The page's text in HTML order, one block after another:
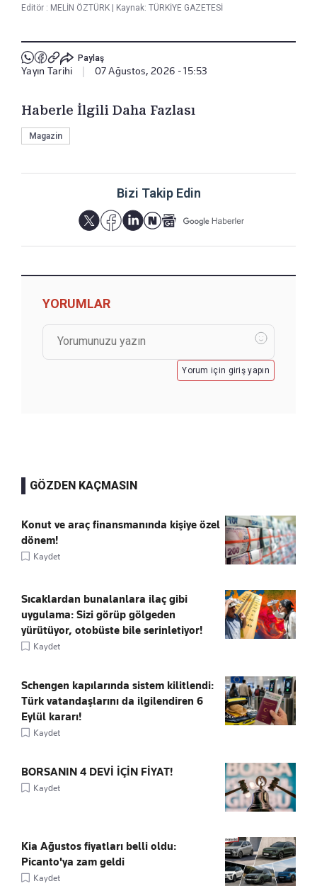
Editör : MELİN ÖZTÜRK | Kaynak: TÜRKİYE GAZETESİ
Paylaş
Yayın Tarihi | 07 Ağustos, 2026 - 15:53
Haberle İlgili Daha Fazlası
Magazin
Bizi Takip Edin
YORUMLAR
Yorum için giriş yapın
GÖZDEN KAÇMASIN
Konut ve araç finansmanında kişiye özel
dönem!
Kaydet
Sıcaklardan bunalanlara ilaç gibi
uygulama: Sizi görüp gölgeden
yürütüyor, otobüste bile serinletiyor!
Kaydet
Schengen kapılarında sistem kilitlendi:
Türk vatandaşlarını da ilgilendiren 6
Eylül kararı!
Kaydet
BORSANIN 4 DEVİ İÇİN FİYAT!
Kaydet
Kia Ağustos fiyatları belli oldu:
Picanto'ya zam geldi
Kaydet